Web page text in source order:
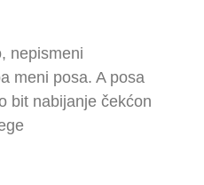
nepismeni
meni posa. A posa
bit nabijanje čekćon